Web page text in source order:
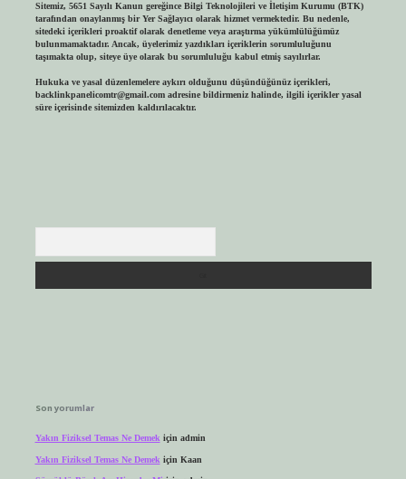
Sitemiz, 5651 Sayılı Kanun gereğince Bilgi Teknolojileri ve İletişim Kurumu (BTK)
tarafından onaylanmış bir Yer Sağlayıcı olarak hizmet vermektedir. Bu nedenle,
sitedeki içerikleri proaktif olarak denetleme veya araştırma yükümlülüğümüz
bulunmamaktadır. Ancak, üyelerimiz yazdıkları içeriklerin sorumluluğunu
taşımakta olup, siteye üye olarak bu sorumluluğu kabul etmiş sayılırlar.
Hukuka ve yasal düzenlemelere aykırı olduğunu düşündüğünüz içerikleri,
backlinkpanelicomtr@gmail.comadresine bildirmeniz halinde, ilgili içerikler yasal
süre içerisinde sitemizden kaldırılacaktır.
Son yorumlar
Yakın Fiziksel Temas Ne Demek için admin
Yakın Fiziksel Temas Ne Demek için Kaan